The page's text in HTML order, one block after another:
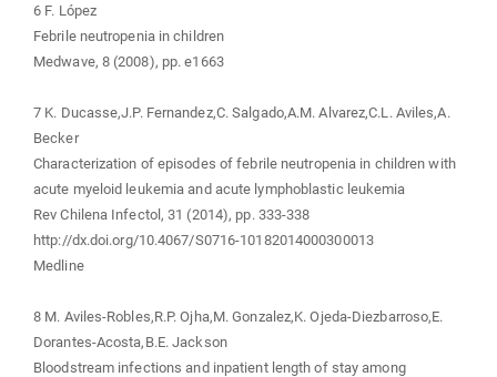
6 F. López
Febrile neutropenia in children
Medwave, 8 (2008), pp. e1663
7 K. Ducasse,J.P. Fernandez,C. Salgado,A.M. Alvarez,C.L. Aviles,A.
Becker
Characterization of episodes of febrile neutropenia in children with
acute myeloid leukemia and acute lymphoblastic leukemia
Rev Chilena Infectol, 31 (2014), pp. 333-338
http://dx.doi.org/10.4067/S0716-10182014000300013
Medline
8 M. Aviles-Robles,R.P. Ojha,M. Gonzalez,K. Ojeda-Diezbarroso,E.
Dorantes-Acosta,B.E. Jackson
Bloodstream infections and inpatient length of stay among